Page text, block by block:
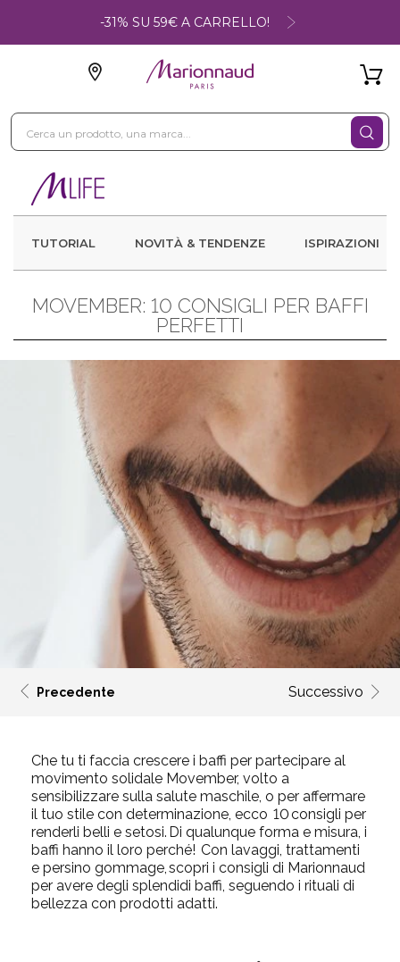
-31% SU 59€ A CARRELLO!
TUTORIAL NOVITÀ & TENDENZE ISPIRAZIONI
MOVEMBER: 10 CONSIGLI PER BAFFI
PERFETTI
Precedente Successivo
Che tu ti faccia crescere i baffi per partecipare al
movimento solidale Movember, volto a
sensibilizzare sulla salute maschile, o per affermare
il tuo stile con determinazione, ecco 10consigli per
renderli belli e setosi. Di qualunque forma e misura, i
baffi hanno il loro perché! Con lavaggi, trattamenti
e persino gommage, scopri i consigli di Marionnaud
per avere degli splendidi baffi, seguendo i rituali di
bellezza con prodotti adatti.